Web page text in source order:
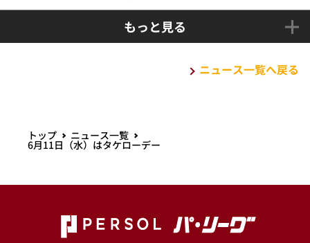
もっと見る
ニュース一覧へ戻る
トップ ニュース一覧
6月11日（水）はタケローデー